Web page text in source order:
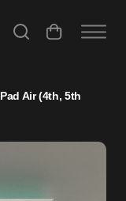
Air (4th, 5th